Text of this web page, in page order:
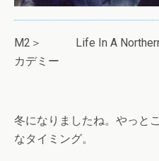
M2＞ Life In A
カデミー
冬になりましたね。やっと
なタイミング。